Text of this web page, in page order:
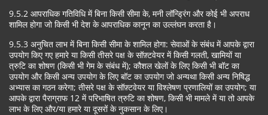
9.5.2 आपराधिक गतिविधि में बिना किसी सीमा के, मनी लॉन्ड्रिंग और कोई भी अपराध
शामिल होगा जो किसी भी देश के आपराधिक कानून का उल्लंघन करता है।
9.5.3 अनुचित लाभ में बिना किसी सीमा के शामिल होगा: सेवाओं के संबंध में आपके द्वारा
उपयोग किए गए हमारे या किसी तीसरे पक्ष के सॉफ़्टवेयर में किसी गलती, खामियों या
त्रुटि का शोषण (किसी भी गेम के संबंध में); कौशल खेलों के लिए किसी भी बॉट का
उपयोग और किसी अन्य उपयोग के लिए बॉट का उपयोग जो अन्यथा किसी अन्य निषिद्ध
अभ्यास का गठन करेगा; तीसरे पक्ष के सॉफ़्टवेयर या विश्लेषण प्रणालियों का उपयोग; या
आपके द्वारा पैराग्राफ 12 में परिभाषित त्रुटि का शोषण, किसी भी मामले में या तो आपके
लाभ के लिए और/या हमारे या दूसरों के नुकसान के लिए।